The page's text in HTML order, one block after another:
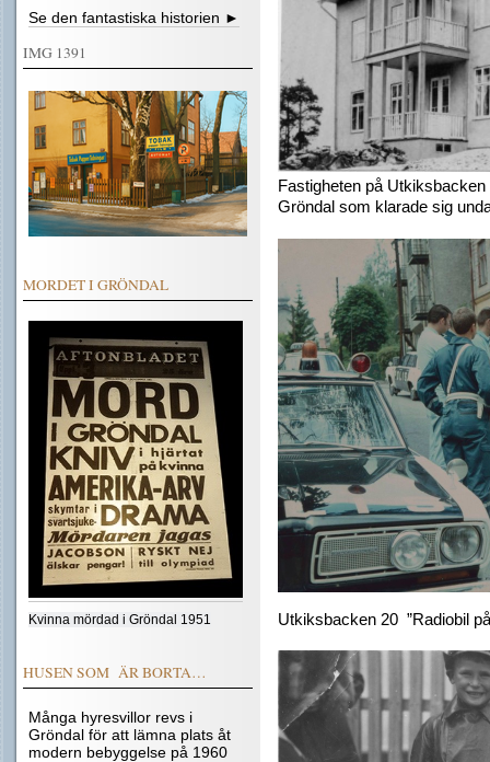
Se den fantastiska historien ►
IMG 1391
MORDET I GRÖNDAL
Kvinna mördad i Gröndal 1951
HUSEN SOM ÄR BORTA…
Många hyresvillor revs i
Gröndal för att lämna plats åt
modern bebyggelse på 1960
Fastigheten på
Gröndal som klarade sig
Utkiksbacken 20 ”Radiobil